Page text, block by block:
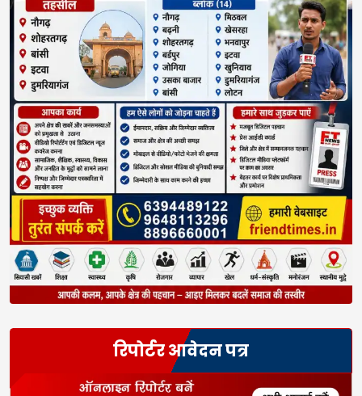
रिपोर्टर आवेदन पत्र